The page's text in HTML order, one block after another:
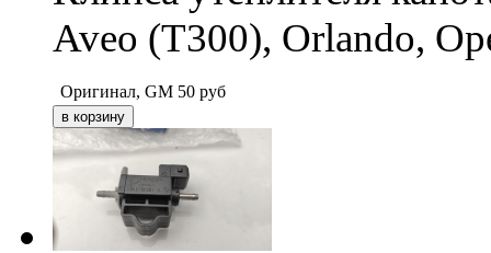
Aveo (T300), Orlando,
Оригинал, GM 50 руб